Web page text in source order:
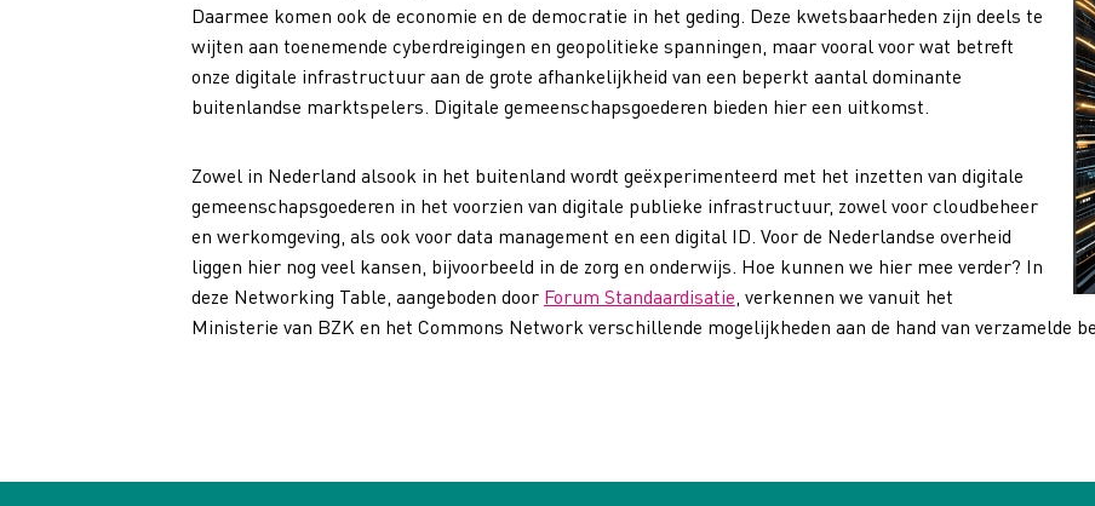
Daarmee komen ook de economie en de democratie in het geding. Deze kwetsbaarheden zijn deels te
wijten aan toenemende cyberdreigingen en geopolitieke spanningen, maar vooral voor wat betreft
onze digitale infrastructuur aan de grote afhankelijkheid van een beperkt aantal dominante
buitenlandse marktspelers. Digitale gemeenschapsgoederen bieden hier een uitkomst.
Zowel in Nederland alsook in het buitenland wordt geëxperimenteerd met het inzetten van digitale
gemeenschapsgoederen in het voorzien van digitale publieke infrastructuur, zowel voor cloudbeheer
en werkomgeving, als ook voor data management en een digital ID. Voor de Nederlandse overheid
liggen hier nog veel kansen, bijvoorbeeld in de zorg en onderwijs. Hoe kunnen we hier mee verder? In
deze Networking Table, aangeboden door Forum Standaardisatie , verkennen we vanuit het
Ministerie van BZK en het Commons Network verschillende mogelijkheden aan de hand van verzamelde